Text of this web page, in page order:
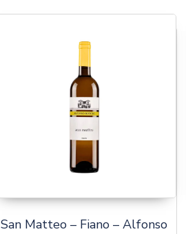
San Matteo – Fiano – Alfonso